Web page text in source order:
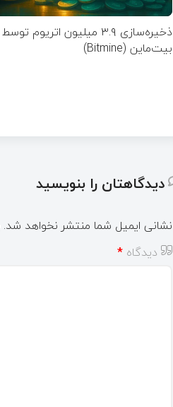
ذخیره‌سازی ۳.۹ میلیون اتریوم توسط
بیت‌ماین (Bitmine)
دیدگاهتان را بنویسید
نشانی ایمیل شما منتشر نخواهد شد.
دیدگاه *